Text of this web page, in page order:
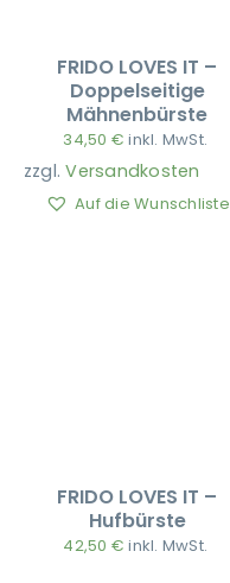
FRIDO LOVES IT –
Doppelseitige
Mähnenbürste
34,50 € inkl. MwSt.
zzgl.Versandkosten
Auf die Wunschliste
FRIDO LOVES IT –
Hufbürste
42,50 € inkl. MwSt.